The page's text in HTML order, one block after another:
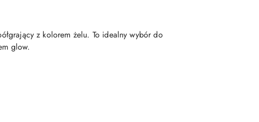
z kolorem żelu. To idealny wybór do
glow.